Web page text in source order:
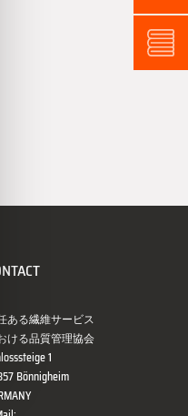
ある繊維サービス
ける品質管理協会
1
Bönnigheim